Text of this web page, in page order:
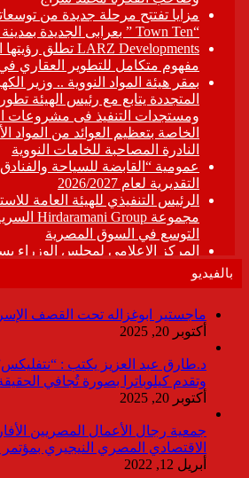
بالفيديو
ماجستير ابوغزاله تحت القصف
أكتوبر 20, 2025
د.طارق عبد العزيز يكتب :
وتقدم كيلوباترا بصورة تُجافي
أكتوبر 20, 2025
جمعية رجال الأعمال المصريين
الاقتصادي المصري النيجيري بمؤتمر
أبريل 12, 2022